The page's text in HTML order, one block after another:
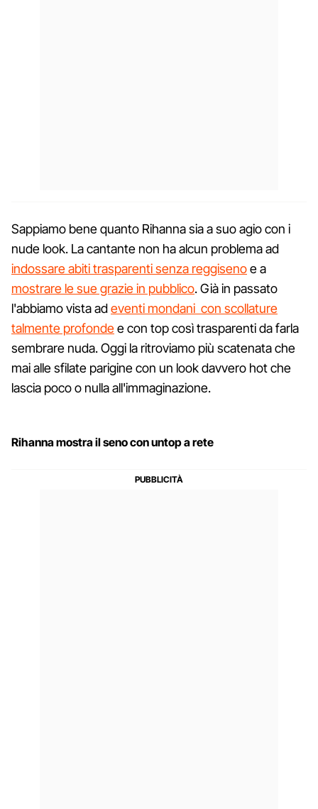
Sappiamo bene quanto Rihanna sia a suo agio con i
nude look. La cantante non ha alcun problema ad
indossare abiti trasparenti senza reggisenoe a
mostrare le sue grazie in pubblico. Già in passato
l'abbiamo vista adeventi mondani con scollature
talmente profondee con top così trasparenti da farla
sembrare nuda. Oggi la ritroviamo più scatenata che
mai alle sfilate parigine con un look davvero hot che
lascia poco o nulla all'immaginazione.
Rihanna mostra il seno con untop a rete